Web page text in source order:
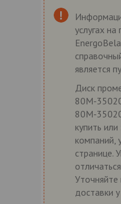
услугах на
является
Диск
80М-
80М-
купить
компаний,
странице.
Уточняйте
доставки